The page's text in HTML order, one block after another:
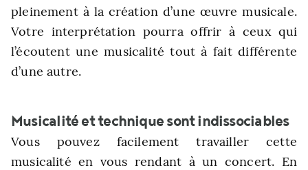
pleinement à la création d’une œuvre musicale.
Votre interprétation pourra offrir à ceux qui
l’écoutent une musicalité tout à fait différente
d’une autre.
Musicalité et technique sont indissociables
Vous pouvez facilement travailler cette
musicalité en vous rendant à un concert. En